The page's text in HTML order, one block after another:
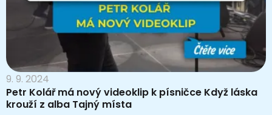
9. 9. 2024
Petr Kolář má nový videoklip k písničce Když láska
krouží z alba Tajný místa